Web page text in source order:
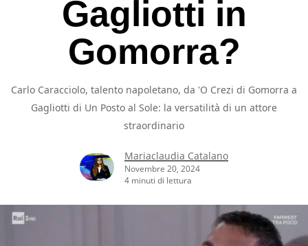
Gagliotti in
Gomorra?
Carlo Caracciolo, talento napoletano, da 'O Crezi di Gomorra a
Gagliotti di Un Posto al Sole: la versatilità di un attore
straordinario
Mariaclaudia Catalano
Novembre 20, 2024
4 minuti di lettura